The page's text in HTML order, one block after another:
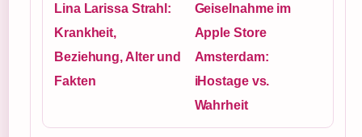
Lina Larissa Strahl:
Krankheit,
Beziehung, Alter und
Fakten
Geiselnahme im
Apple Store
Amsterdam:
iHostage vs.
Wahrheit